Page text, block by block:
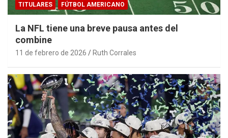
TITULARES FÚTBOL AMERICANO
La NFL tiene una breve pausa antes del
combine
11 de febrero de 2026 Ruth Corrales